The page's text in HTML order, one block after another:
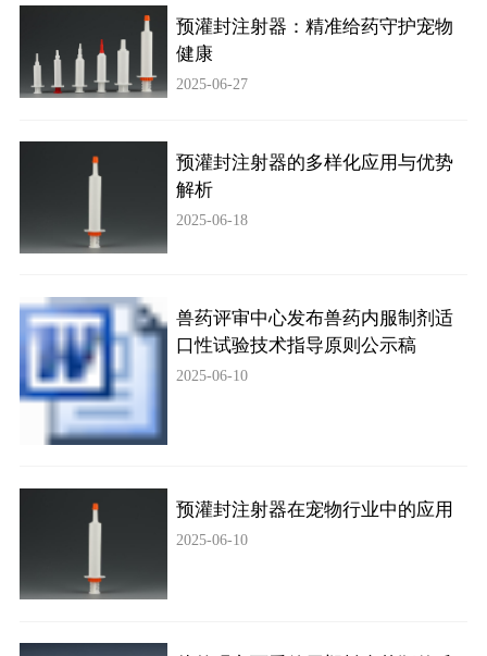
预灌封注射器：精准给药守护宠物
健康
2025-06-27
预灌封注射器的多样化应用与优势
解析
2025-06-18
兽药评审中心发布兽药内服制剂适
口性试验技术指导原则公示稿
2025-06-10
预灌封注射器在宠物行业中的应用
2025-06-10